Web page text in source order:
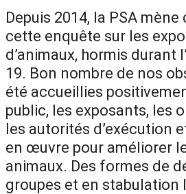
Depuis 2014, la PSA
cette enquête sur les
d’animaux, hormis durant
19. Bon nombre de nos
été accueillies
public, les exposants, les
les autorités d’exécution
en œuvre pour améliorer
animaux. Des formes de
groupes et en stabulation